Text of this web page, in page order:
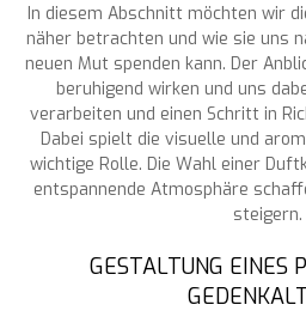
In diesem Abschnitt möchten wir
näher betrachten und wie sie uns
neuen Mut spenden kann. Der
beruhigend wirken und uns
verarbeiten und einen Schritt in
Dabei spielt die visuelle und
wichtige Rolle. Die Wahl einer
entspannende Atmosphäre
steigern.
GESTALTUNG EINES